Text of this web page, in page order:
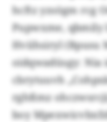
hcftz yzsögm rcg
Pupwxme, qbmily
Hviihsiryl (Bpusu
oidqwadüsgy: Nia
cbrytuuvh
rghßmz
boy